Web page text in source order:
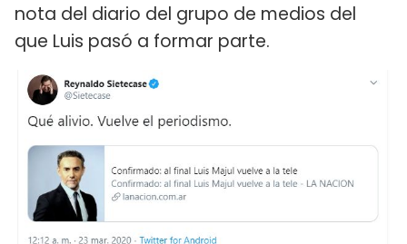
nota del diario del grupo de medios del
que Luis pasó a formar parte.